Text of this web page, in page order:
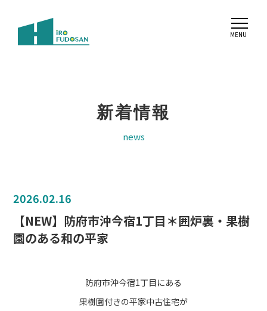
新着情報
news
2026.02.16
【NEW】防府市沖今宿1丁目＊囲炉裏・果樹
園のある和の平家
防府市沖今宿1丁目にある
果樹園付きの平家中古住宅が